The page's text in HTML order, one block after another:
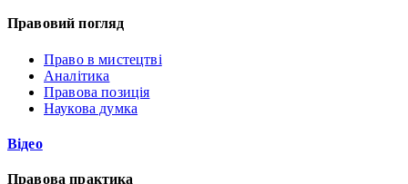
Правовий погляд
Право в мистецтві
Аналітика
Правова позиція
Наукова думка
Відео
Правова практика